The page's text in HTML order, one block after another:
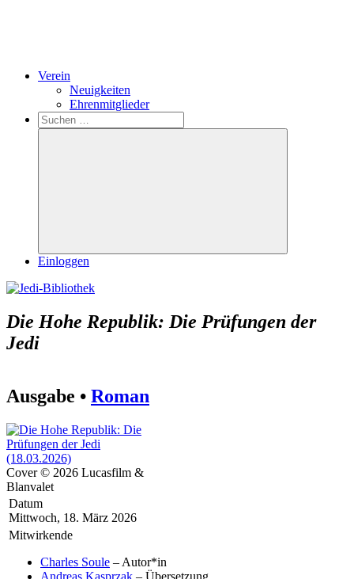
Verein
Neuigkeiten
Ehrenmitglieder
Search
Suchen
nach:
Suchen
Einloggen
Die Hohe Republik: Die Prüfungen der
Jedi
Ausgabe • Roman
Cover © 2026 Lucasfilm &
Blanvalet
Datum
Mittwoch, 18. März 2026
Mitwirkende
Charles Soule – Autor*in
Andreas Kasprzak – Übersetzung